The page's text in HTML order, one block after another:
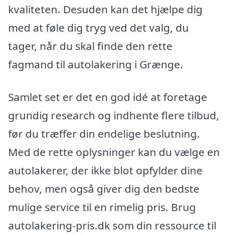
kvaliteten. Desuden kan det hjælpe dig
med at føle dig tryg ved det valg, du
tager, når du skal finde den rette
fagmand til autolakering i Grænge.
Samlet set er det en god idé at foretage
grundig research og indhente flere tilbud,
før du træffer din endelige beslutning.
Med de rette oplysninger kan du vælge en
autolakerer, der ikke blot opfylder dine
behov, men også giver dig den bedste
mulige service til en rimelig pris. Brug
autolakering-pris.dk som din ressource til